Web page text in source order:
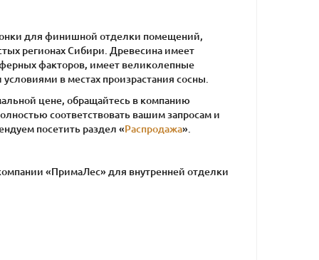
для финишной отделки помещений,
регионах Сибири. Древесина имеет
факторов, имеет великолепные
в местах произрастания сосны.
цене, обращайтесь в компанию
соответствовать вашим запросам и
посетить раздел «Распродажа».
«ПримаЛес» для внутренней отделки